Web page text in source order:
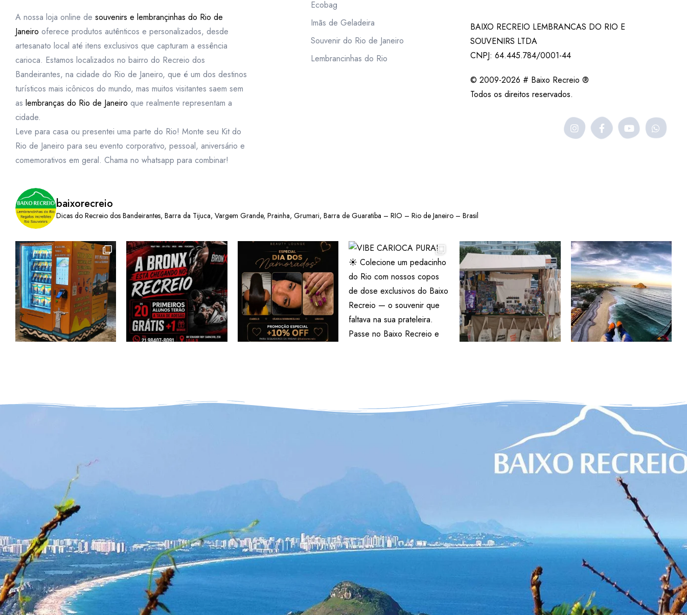
A nossa loja online de souvenirs e lembrançinhas do Rio de
Janeiro oferece produtos autênticos e personalizados, desde
artesanato local até itens exclusivos que capturam a essência
carioca. Estamos localizados no bairro do Recreio dos
Bandeirantes, na cidade do Rio de Janeiro, que é um dos destinos
turísticos mais icônicos do mundo, mas muitos visitantes saem sem
as lembranças do Rio de Janeiro que realmente representam a
cidade.
Leve para casa ou presentei uma parte do Rio! Monte seu Kit do
Rio de Janeiro para seu evento corporativo, pessoal, aniversário e
comemorativos em geral. Chama no whatsapp para combinar!
Ecobag
Imãs de Geladeira
Souvenir do Rio de Janeiro
Lembrancinhas do Rio
BAIXO RECREIO LEMBRANCAS DO RIO E
SOUVENIRS LTDA
CNPJ: 64.445.784/0001-44
© 2009-2026 # Baixo Recreio ®
Todos os direitos reservados.
baixorecreio
Dicas do Recreio dos Bandeirantes, Barra da Tijuca, Vargem Grande, Prainha, Grumari, Barra de Guaratiba – RIO – Rio de Janeiro – Brasil